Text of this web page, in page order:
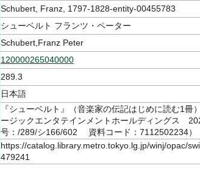
Schubert, Franz, 1797-1828-entity-00455783
シューベルト フランツ・ペーター
Schubert,Franz Peter
120000265040000
289.3
日本語
『シューベルト』（音楽家の伝記はじめに読む
ージックエンタテインメントホールディングス
号：/289/シ166/602 資料コード：7112502234）
https://catalog.library.metro.tokyo.lg.jp/winj/opac/
479241